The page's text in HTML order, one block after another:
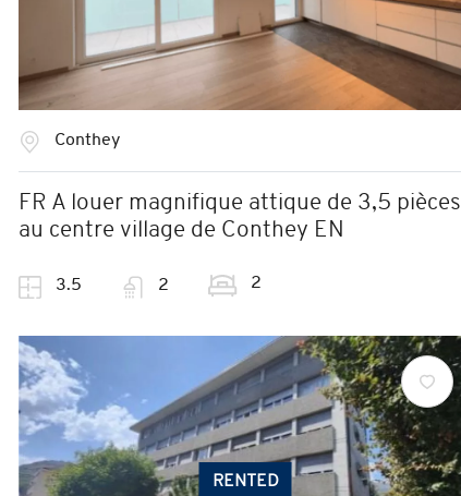
Conthey
FR A louer magnifique attique de 3,5 pièces
au centre village de Conthey EN
3.5 2 2
RENTED